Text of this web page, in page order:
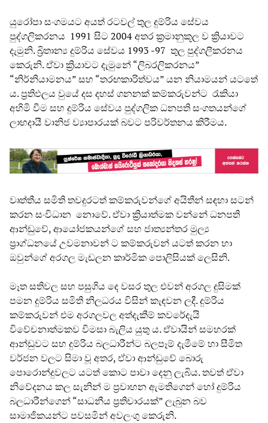
යුරෝපා සංගමයට අයත් රටවල් තුල දුම්රිය සේවය
පුද්ගලිකරනය 1991 සිට 2004 අතර ක්‍රමානුකූල ව ක්‍රියාවට
දැමුනි. බ්‍රිතාන්‍ය දුම්රිය සේවය 1993 -97 තුල පුද්ගලීකරනය
කෙරුනි. ඒවා ක්‍රියාවට දැමුනේ “ලිබරලිකරනය”
“නිර්නියාමනය” සහ “තරඟකාරිත්වය” යන නියාමයන් යටතේ
ය. ප්‍රතිඵලය වුයේ දස දහස් ගනනක් කම්කරුවන්ට රැකියා
අහිමි වීම සහ දුම්රිය සේවය පුද්ගලික ධනපති සංගතයන්ගේ
ලාභදායී වානිජ ව්‍යාපාරයක් බවට පරිවර්තනය කිරීමය.
වෘත්තීය සමිති තවදුරටත් කම්කරුවන්ගේ අයිතීන් සඳහා සටන්
කරන සංවිධාන නොවේ. ඒවා ක්‍රියාත්මක වන්නේ ධනපති
ආන්ඩුවේ, ආයෝජකයන්ගේ සහ ජාත්‍යන්තර මුල්‍ය
ප්‍රාග්ධනයේ උවමනාවන් ට කම්කරුවන් යටත් කරන හා
ඔවුන්ගේ අරගල මැඩලන කාර්මික පොලිසියක් ලෙසිනි.
මෑත සතිවල සහ පසුගිය දෙ වසර තුල එවන් අරගල දුසිමක්
පමන දුම්රිය සමිති නිලධරය විසින් කැඳවන ලදී. දුම්රිය
කම්කරුවන් එම අරගලවල අත්දැකීම් කවරේදැයි
විවේචනාත්මකව විමසා බැලිය යුතු ය. ඒවායින් සමහරක්
ආන්ඩුවට සහ දුම්රිය බලධාරීන්ට බලපෑම් දැමීමේ හා සීමිත
වර්ජන වලට සිමා වූ අතර, ඒවා ආන්ඩුවේ බොරු
පොරොන්දුවලට යටත් කොට පාවා දෙනු ලැබිය. තවත් ඒවා
නිවේදනය කල සැනින් ම ප්‍රවාහන ඇමතිගෙන් හෝ දුම්රිය
බලධාරීන්ගෙන් “සාධනීය ප්‍රතිචාරයක්” ලැබුන බව
සාමාජිකයන්ට පවසමින් අවලංගු කෙරුනි.